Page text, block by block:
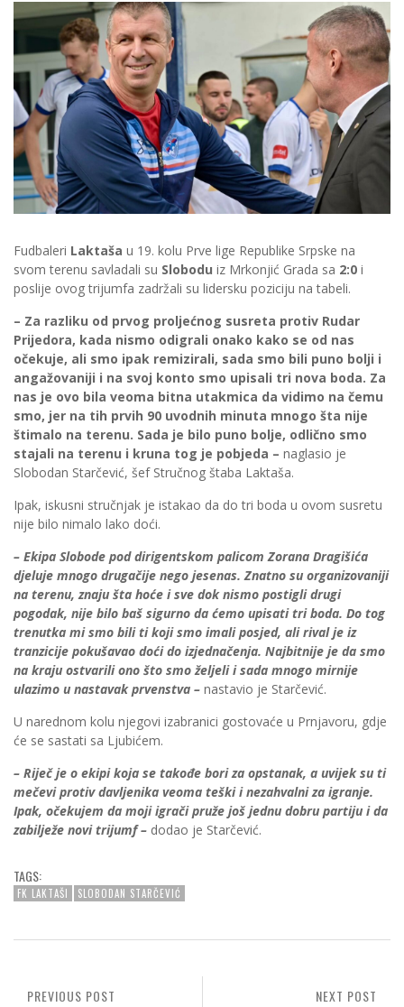
Fudbaleri Laktaša u 19. kolu Prve lige Republike Srpske na
svom terenu savladali su Slobodu iz Mrkonjić Grada sa 2:0 i
poslije ovog trijumfa zadržali su lidersku poziciju na tabeli.
– Za razliku od prvog proljećnog susreta protiv Rudar
Prijedora, kada nismo odigrali onako kako se od nas
očekuje, ali smo ipak remizirali, sada smo bili puno bolji i
angažovaniji i na svoj konto smo upisali tri nova boda. Za
nas je ovo bila veoma bitna utakmica da vidimo na čemu
smo, jer na tih prvih 90 uvodnih minuta mnogo šta nije
štimalo na terenu. Sada je bilo puno bolje, odlično smo
stajali na terenu i kruna tog je pobjeda – naglasio je
Slobodan Starčević, šef Stručnog štaba Laktaša.
Ipak, iskusni stručnjak je istakao da do tri boda u ovom susretu
nije bilo nimalo lako doći.
– Ekipa Slobode pod dirigentskom palicom Zorana Dragišića
djeluje mnogo drugačije nego jesenas. Znatno su organizovaniji
na terenu, znaju šta hoće i sve dok nismo postigli drugi
pogodak, nije bilo baš sigurno da ćemo upisati tri boda. Do tog
trenutka mi smo bili ti koji smo imali posjed, ali rival je iz
tranzicije pokušavao doći do izjednačenja. Najbitnije je da smo
na kraju ostvarili ono što smo željeli i sada mnogo mirnije
ulazimo u nastavak prvenstva – nastavio je Starčević.
U narednom kolu njegovi izabranici gostovaće u Prnjavoru, gdje
će se sastati sa Ljubićem.
– Riječ je o ekipi koja se takođe bori za opstanak, a uvijek su ti
mečevi protiv davljenika veoma teški i nezahvalni za igranje.
Ipak, očekujem da moji igrači pruže još jednu dobru partiju i da
zabilježe novi trijumf – dodao je Starčević.
TAGS:
FK LAKTAŠI SLOBODAN STARČEVIĆ
NEXT POST
PREVIOUS POST